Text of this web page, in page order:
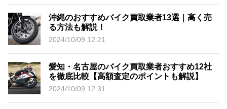
沖縄のおすすめバイク買取業者13選｜高く売
る方法も解説！
2024/10/09 12:21
愛知・名古屋のバイク買取業者おすすめ12社
を徹底比較【高額査定のポイントも解説】
2024/10/09 12:31